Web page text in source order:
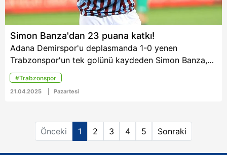
Simon Banza'dan 23 puana katkı!
Adana Demirspor'u deplasmanda 1-0 yenen
Trabzonspor'un tek golünü kaydeden Simon Banza,
ligde gol sayısını 18'e yükseltirken Banza'nın gol attığı
maçlarda bordo-mavililer 23 puan topladı.
#Trabzonspor
21.04.2025 Pazartesi
Önceki 1 2 3 4 5 Sonraki